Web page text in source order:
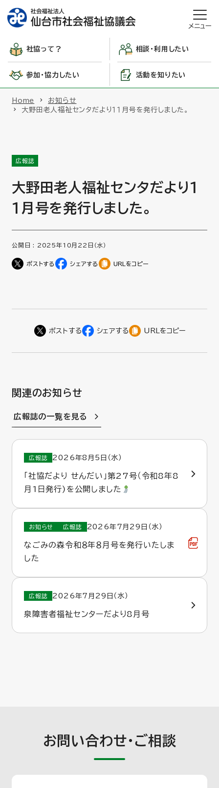
メニュー
社協って？ 相談・利用したい
参加・協力したい 活動を知りたい
Home
お知らせ
大野田老人福祉センタだより１１月号を発行しました。
広報誌
大野田老人福祉センタだより１
１月号を発行しました。
公開日 : 2025年10月22日（水）
URLをコピー
URLをコピー
関連のお知らせ
広報誌の一覧を見る
広報誌 2026年8月5日（水）
「社協だより せんだい」第27号（令和8年8
月1日発行)を公開しました
お知らせ 広報誌 2026年7月29日（水）
なごみの森令和８年８月号を発行いたしま
した
広報誌 2026年7月29日（水）
泉障害者福祉センターだより8月号
お問い合わせ・ご相談